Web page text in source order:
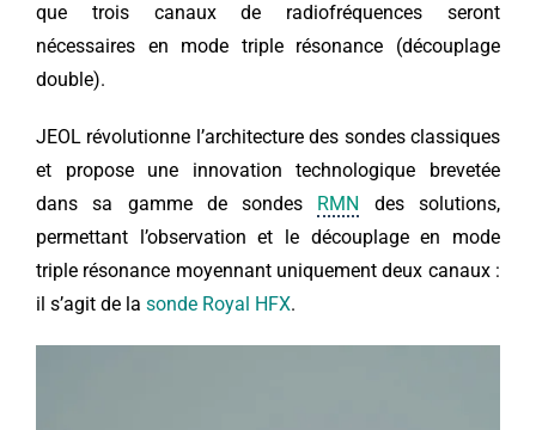
que trois canaux de radiofréquences seront
nécessaires en mode triple résonance (découplage
double).
JEOL révolutionne l’architecture des sondes classiques
et propose une innovation technologique brevetée
dans sa gamme de sondes RMN des solutions,
permettant l’observation et le découplage en mode
triple résonance moyennant uniquement deux canaux :
il s’agit de la sonde Royal HFX.